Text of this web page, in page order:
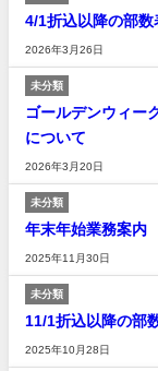
4/1折込以降の部数
2026年3月26日
未分類
ゴールデンウィー
について
2026年3月20日
未分類
年末年始業務案内
2025年11月30日
未分類
11/1折込以降の部
2025年10月28日